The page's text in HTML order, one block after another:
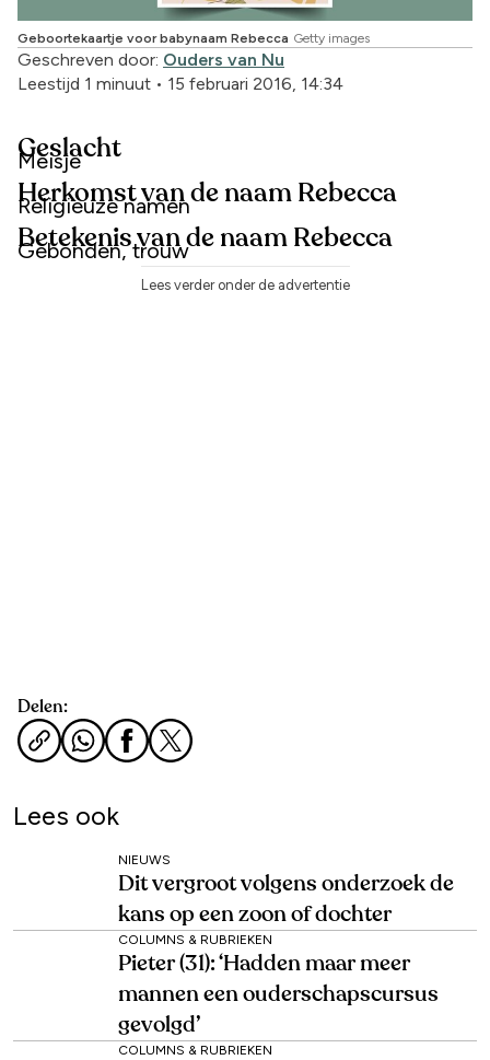
Geboortekaartje voor babynaam Rebecca Getty images
Geschreven door: Ouders van Nu
Leestijd 1 minuut • 15 februari 2016, 14:34
Geslacht
Meisje
Herkomst van de naam Rebecca
Religieuze namen
Betekenis van de naam Rebecca
Gebonden, trouw
Lees verder onder de advertentie
Delen:
Lees ook
NIEUWS
Dit vergroot volgens onderzoek de
kans op een zoon of dochter
COLUMNS & RUBRIEKEN
Pieter (31): ‘Hadden maar meer
mannen een ouderschapscursus
gevolgd’
COLUMNS & RUBRIEKEN